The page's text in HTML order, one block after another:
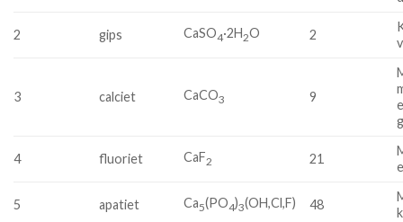
2 gips CaSO4·2H2O 2
3 calciet CaCO3 9
4 fluoriet CaF2 21
5 apatiet Ca5(PO4)3(OH,Cl,F) 48